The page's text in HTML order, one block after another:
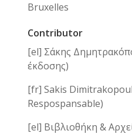
Bruxelles
Contributor
[el] Σάκης
έκδοσης)
[fr] Sakis
Respospansable)
[el] Βιβλιοθήκη &